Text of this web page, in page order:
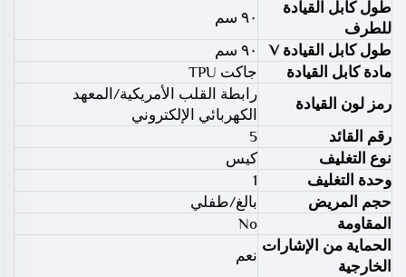
طول كابل القيادة
للطرف
٩٠ سم
طول كابل القيادة V
٩٠ سم
مادة كابل القيادة
جاكت TPU
رمز لون القيادة
رابطة القلب الأمريكية/المعهد
الكهربائي الإلكتروني
رقم القائد
5
نوع التغليف
كيس
وحدة التغليف
1
حجم المريض
بالغ/طفلي
المقاومة
No
الحماية من الإشارات
الخارجية
نعم